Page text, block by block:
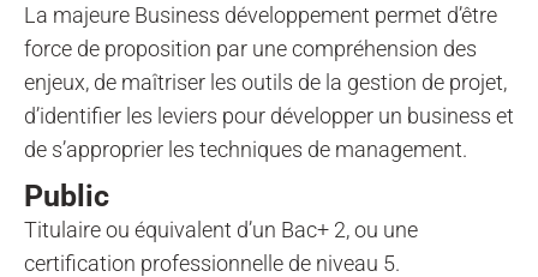
La majeure Business développement permet d’être
force de proposition par une compréhension des
enjeux, de maîtriser les outils de la gestion de projet,
d’identifier les leviers pour développer un business et
de s’approprier les techniques de management.
Public
Titulaire ou équivalent d’un Bac+ 2, ou une
certification professionnelle de niveau 5.